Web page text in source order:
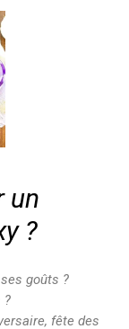
un
?
goûts ?
?
fête des